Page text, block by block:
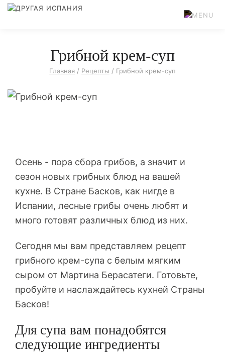
Грибной крем-суп
Главная / Рецепты / Грибной крем-суп
Осень - пора сбора грибов, а значит и
сезон новых грибных блюд на вашей
кухне. В Стране Басков, как нигде в
Испании, лесные грибы очень любят и
много готовят различных блюд из них.
Сегодня мы вам представляем рецепт
грибного крем-супа с белым мягким
сыром от Мартина Берасатеги. Готовьте,
пробуйте и наслаждайтесь кухней Страны
Басков!
Для супа вам понадобятся
следующие ингредиенты